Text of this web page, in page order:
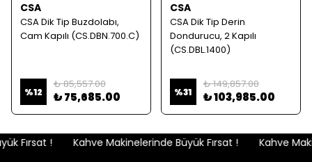
CSA
CSA Dik Tip Buzdolabı,
Cam Kapılı (CS.DBN.700.C)
%12
₺ 85,557.00
₺ 75,685.00
CSA
CSA Dik Tip Derin
Dondurucu, 2 Kapılı
(CS.DBL.1400)
%31
₺ 149,857.00
₺ 103,985.00
Fırsat ! Kahve Makinelerinde Büyük Fırsat ! Kahve